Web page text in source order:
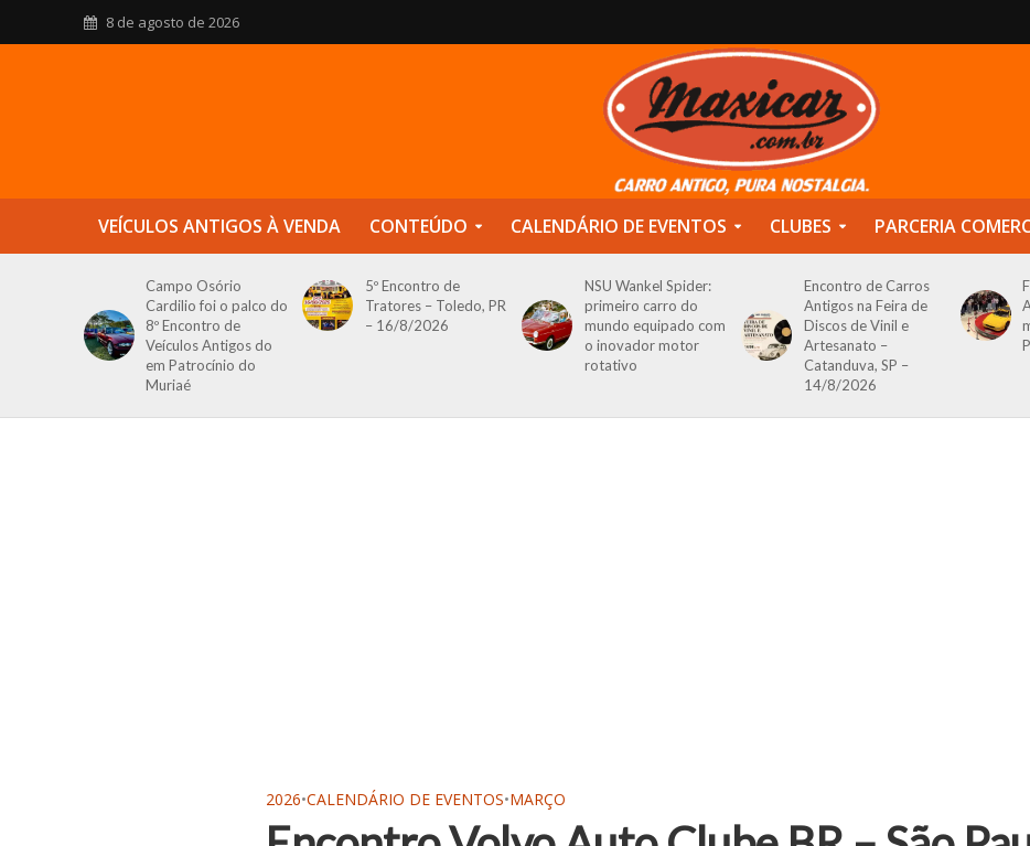
8 de agosto de 2026
VEÍCULOS ANTIGOS À VENDA CONTEÚDO CALENDÁRIO DE EVENTOS CLUBES PARCERIA
Campo Osório
Cardilio foi o palco do
8º Encontro de
Veículos Antigos do
em Patrocínio do
Muriaé
5º Encontro de
Tratores – Toledo, PR
– 16/8/2026
NSU Wankel Spider:
primeiro carro do
mundo equipado com
o inovador motor
rotativo
Encontro de Carros
Antigos na Feira de
Discos de Vinil e
Artesanato –
Catanduva, SP –
14/8/2026
2026•CALENDÁRIO DE EVENTOS•MARÇO